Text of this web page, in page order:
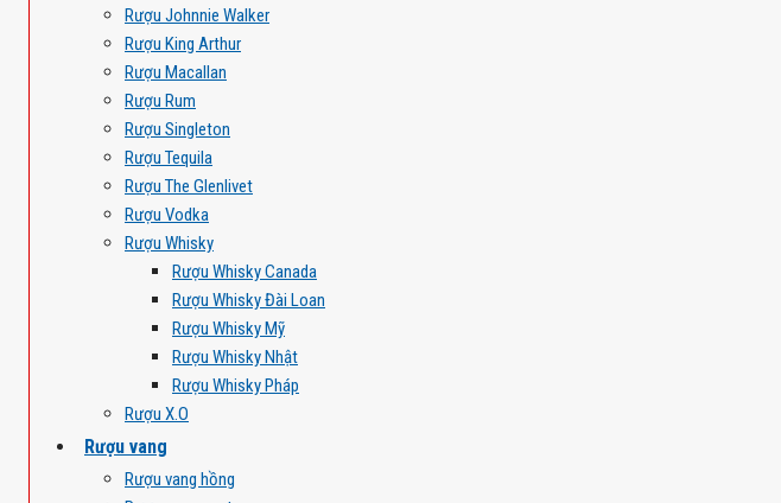
Rượu Johnnie Walker
Rượu King Arthur
Rượu Macallan
Rượu Rum
Rượu Singleton
Rượu Tequila
Rượu The Glenlivet
Rượu Vodka
Rượu Whisky
Rượu Whisky Canada
Rượu Whisky Đài Loan
Rượu Whisky Mỹ
Rượu Whisky Nhật
Rượu Whisky Pháp
Rượu X.O
Rượu vang
Rượu vang hồng